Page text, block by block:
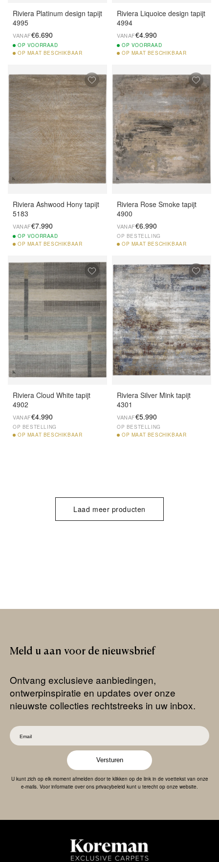
Riviera Platinum design tapijt
4995
VANAF€6.690
OP VOORRAAD
OP MAAT BESCHIKBAAR
Riviera Liquoice design tapijt
4994
VANAF€4.990
OP VOORRAAD
OP MAAT BESCHIKBAAR
Riviera Ashwood Hony tapijt
5183
VANAF€7.990
OP VOORRAAD
OP MAAT BESCHIKBAAR
Riviera Rose Smoke tapijt
4900
VANAF€6.990
OP BESTELLING
OP MAAT BESCHIKBAAR
Riviera Cloud White tapijt
4902
VANAF€4.990
OP BESTELLING
OP MAAT BESCHIKBAAR
Riviera Silver Mink tapijt
4301
VANAF€5.990
OP BESTELLING
OP MAAT BESCHIKBAAR
Laad meer producten
Meld u aan voor de nieuwsbrief
Ontvang exclusieve aanbiedingen,
ontwerpinspiratie en updates over onze
nieuwste collecties rechtstreeks in uw inbox.
Versturen
U kunt zich op elk moment afmelden door te klikken op de link in de voettekst van onze
e-mails. Voor informatie over ons privacybeleid kunt u terecht op onze website.